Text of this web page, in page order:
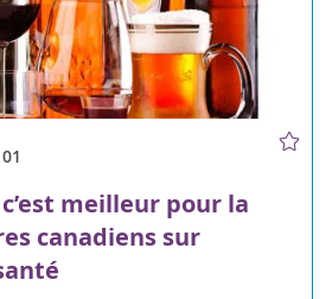
meilleur pour la
canadiens sur